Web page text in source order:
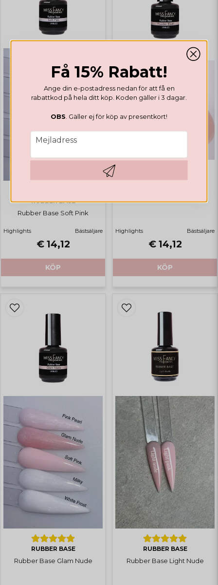
RUBBER BASE
Rubber Base Soft Pink
Highlights Bästsäljare
€ 14,12
KÖP
Highlights Bästsäljare
€ 14,12
KÖP
RUBBER BASE
Rubber Base Glam Nude
RUBBER BASE
Rubber Base Light Nude
Få 15% Rabatt!
Ange din e-postadress nedan för att få en
rabattkod på hela ditt köp. Koden gäller i 3 dagar.
OBS . Gäller ej för köp av presentkort!
email
Mejladress